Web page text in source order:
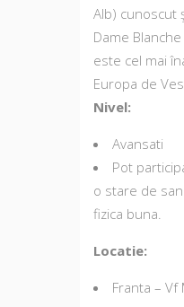
Alb) cunoscut
Dame Blanche
este cel mai
Europa de
Nivel:
Avansati
Pot
o stare de
fizica buna.
Locatie:
Franta – Vf